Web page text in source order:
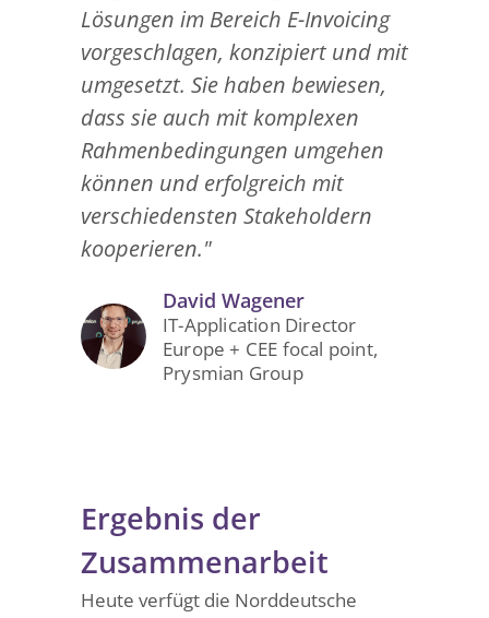
Lösungen im Bereich E-Invoicing
vorgeschlagen, konzipiert und mit
umgesetzt. Sie haben bewiesen,
dass sie auch mit komplexen
Rahmenbedingungen umgehen
können und erfolgreich mit
verschiedensten Stakeholdern
kooperieren."
David Wagener
IT-Application Director
Europe + CEE focal point,
Prysmian Group
Ergebnis der
Zusammenarbeit
Heute verfügt die Norddeutsche